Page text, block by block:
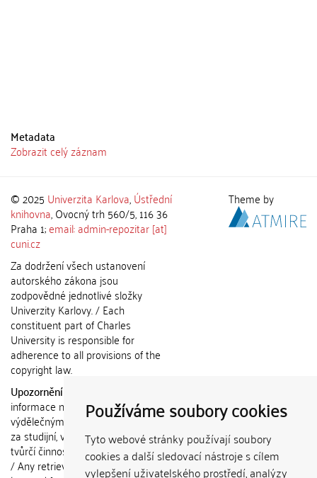
Používáme soubory cookies
Tyto webové stránky používají soubory
cookies a další sledovací nástroje s cílem
vylepšení uživatelského prostředí, analýzy
Metadata
Zobrazit celý záznam
© 2025 Univerzita Karlova,Ústřední
knihovna, Ovocný trh 560/5, 116 36
Praha 1;email: admin-repozitar [at]
cuni.cz
Za dodržení všech ustanovení
autorského zákona jsou
zodpovědné jednotlivé složky
Univerzity Karlovy. / Each
constituent part of Charles
University is responsible for
adherence to all provisions of the
copyright law.
Upozornění / Notice:
informace nemohou být použity k
výdělečným účelům nebo vydávány
za studijní, vědeckou nebo jinou
tvůrčí činnost jiné osoby než autora.
/ Any retrieved information shall not
Theme by